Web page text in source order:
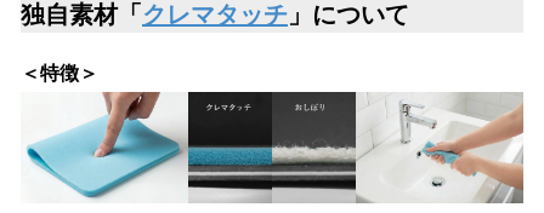
独自素材「 クレマタッチ 」について
＜特徴＞